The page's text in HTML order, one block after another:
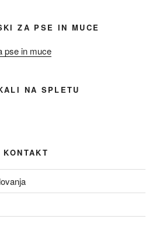
ZA PSE IN MUCE
NA SPLETU